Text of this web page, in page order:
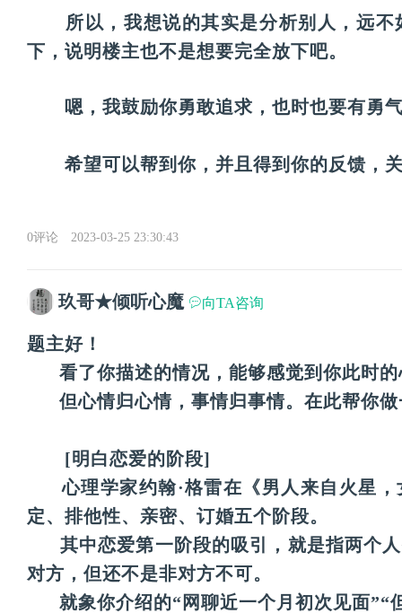
所以，我想说的其实是分析别人，远不
下，说明楼主也不是想要完全放下吧。
嗯，我鼓励你勇敢追求，也时也要有勇
希望可以帮到你，并且得到你的反馈，
0评论 2023-03-25 23:30:43
玖哥★倾听心魔 向TA咨询
题主好！
看了你描述的情况，能够感觉到你此时的
但心情归心情，事情归事情。在此帮你做
[明白恋爱的阶段]
心理学家约翰·格雷在《男人来自火星，
定、排他性、亲密、订婚五个阶段。
其中恋爱第一阶段的吸引，就是指两个人
对方，但还不是非对方不可。
就象你介绍的“网聊近一个月初次见面”“